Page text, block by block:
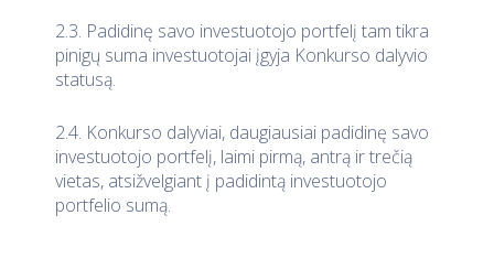
2.3. Padidinę savo investuotojo portfelį tam tikra
pinigų suma investuotojai įgyja Konkurso dalyvio
statusą.
2.4. Konkurso dalyviai, daugiausiai padidinę savo
investuotojo portfelį, laimi pirmą, antrą ir trečią
vietas, atsižvelgiant į padidintą investuotojo
portfelio sumą.